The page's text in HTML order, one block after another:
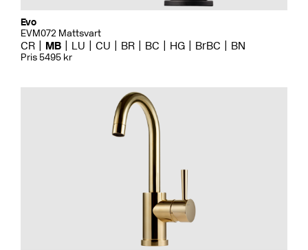
Evo
EVM072 Mattsvart
CR MB LU CU BR BC HG BrBC BN
Pris 5495 kr